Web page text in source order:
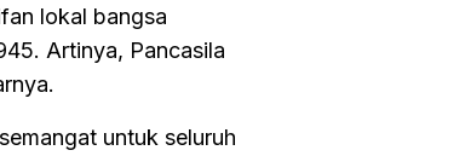
lokal bangsa
Artinya, Pancasila
untuk seluruh